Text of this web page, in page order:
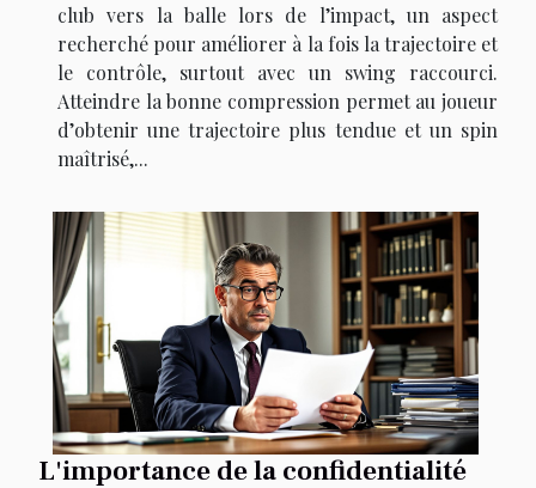
club vers la balle lors de l’impact, un aspect
recherché pour améliorer à la fois la trajectoire et
le contrôle, surtout avec un swing raccourci.
Atteindre la bonne compression permet au joueur
d’obtenir une trajectoire plus tendue et un spin
maîtrisé,...
L'importance de la confidentialité